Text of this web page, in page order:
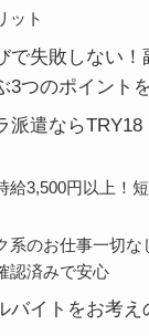
ット
で失敗しない
3つのポイント
派遣なら
給3,500円以上！
系のお仕事一切な
認済みで安心
バイトをお考え